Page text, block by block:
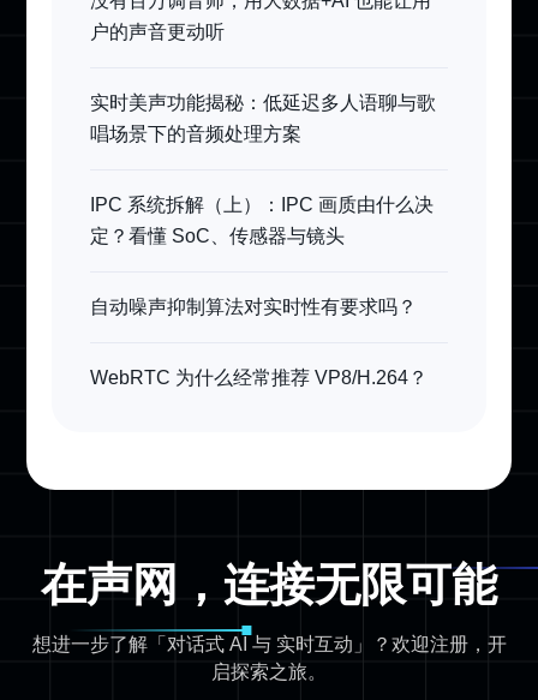
户的声音更动听
实时美声功能揭秘：低延迟多人语聊与歌
唱场景下的音频处理方案
IPC 系统拆解（上）：IPC 画质由什么决
定？看懂 SoC、传感器与镜头
自动噪声抑制算法对实时性有要求吗？
WebRTC 为什么经常推荐 VP8/H.264？
在声网，连接无限可能
想进一步了解「对话式 AI 与 实时互动」？欢迎注册，开
启探索之旅。